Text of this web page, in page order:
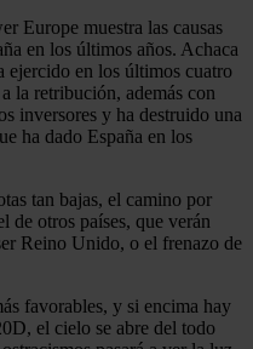
Europe muestra las causas
en los últimos años. Achaca
ejercido en los últimos cuatro
la retribución, además con
inversores y ha destruido una
ha dado España en los
tan bajas, el camino por
de otros países, que verán
Reino Unido, o el frenazo de
favorables, y si encima hay
el cielo se abre del todo